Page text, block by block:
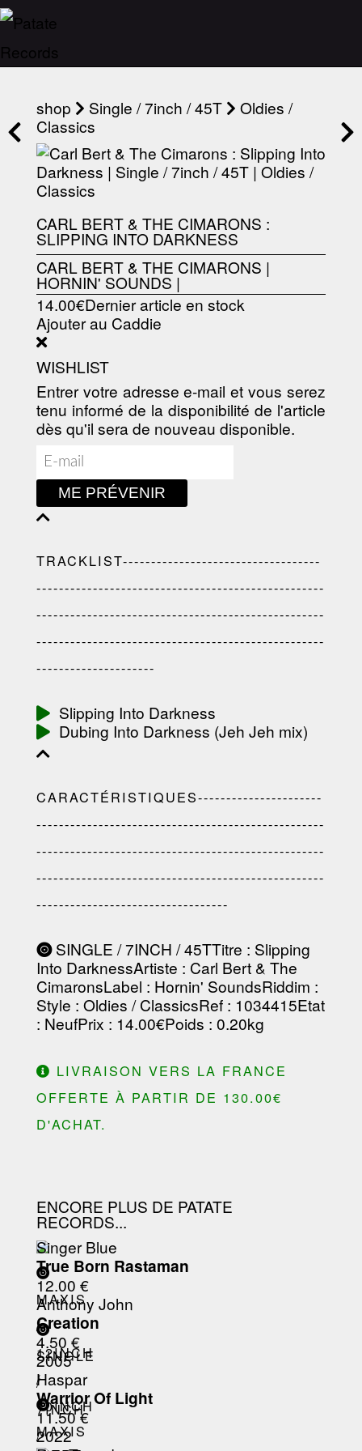
shop Single / 7inch / 45T
Oldies /
Classics
CARL BERT & THE CIMARONS :
SLIPPING INTO DARKNESS
CARL BERT & THE CIMARONS |
HORNIN' SOUNDS |
14.00€Dernier article en stock
Ajouter au Caddie
WISHLIST
Entrer votre adresse e-mail et vous serez
tenu informé de la disponibilité de l'article
dès qu'il sera de nouveau disponible.
ME PRÉVENIR
TRACKLIST-----------------------------------
---------------------------------------------------
---------------------------------------------------
---------------------------------------------------
---------------------
Slipping Into Darkness
Dubing Into Darkness (Jeh Jeh mix)
CARACTÉRISTIQUES----------------------
---------------------------------------------------
---------------------------------------------------
---------------------------------------------------
----------------------------------
SINGLE / 7INCH / 45TTitre : Slipping
Into DarknessArtiste : Carl Bert & The
CimaronsLabel : Hornin' SoundsRiddim :
Style : Oldies / ClassicsRef: 1034415Etat
: NeufPrix : 14.00€Poids : 0.20kg
LIVRAISON VERS LA FRANCE
OFFERTE À PARTIR DE 130.00€
D'ACHAT.
ENCORE PLUS DE PATATE
RECORDS...
MAXIS
/
12INCH
/
10INCH
Singer Blue
True Born Rastaman
12.00 €
SINGLE
/
7INCH
/
Anthony John
Creation
4.50 €
2005
MAXIS
Haspar
Warrior Of Light
11.50 €
2022